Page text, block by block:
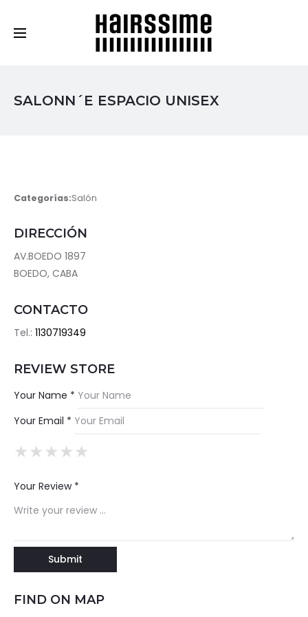
SALONN´E ESPACIO UNISEX
Categorías:Salón
DIRECCIÓN
AV.BOEDO 1897
BOEDO, CABA
CONTACTO
Tel.: 1130719349
REVIEW STORE
Your Name *
Your Email *
★
★★
★★★
★★★★
★★★★★
Your Review *
FIND ON MAP